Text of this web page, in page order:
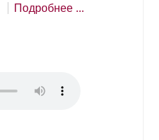
Подробнее ...